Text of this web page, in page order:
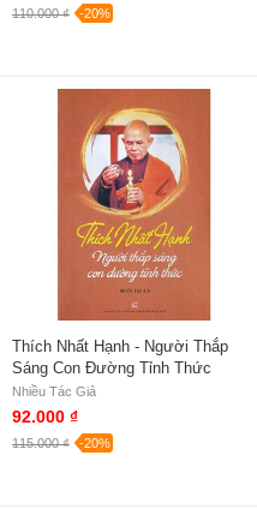
110.000 ₫ -20%
Thích Nhất Hạnh - Người Thắp
Sáng Con Đường Tỉnh Thức
Nhiều Tác Giả
92.000 ₫
115.000 ₫ -20%